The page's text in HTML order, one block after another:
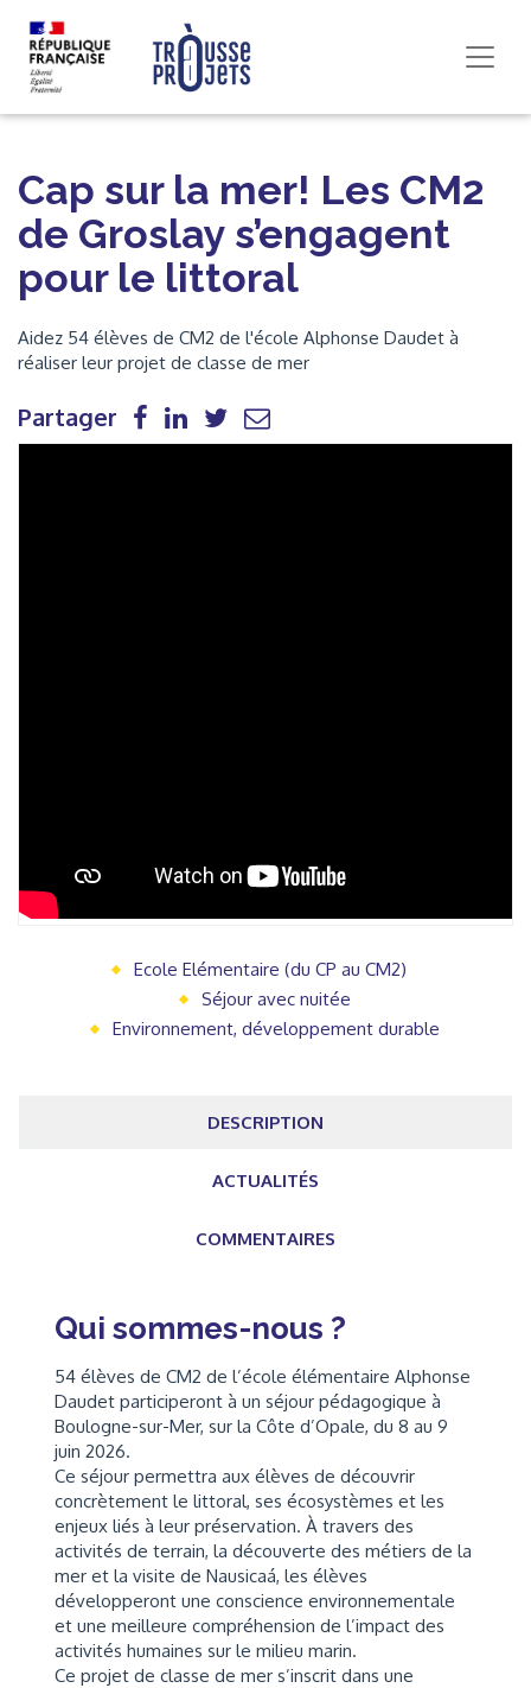
Cap sur la mer! Les CM2
de Groslay s’engagent
pour le littoral
Aidez 54 élèves de CM2 de l'école Alphonse Daudet à
réaliser leur projet de classe de mer
Partager
Ecole Elémentaire (du CP au CM2)
Séjour avec nuitée
Environnement, développement durable
DESCRIPTION
ACTUALITÉS
COMMENTAIRES
Qui sommes-nous ?
54 élèves de CM2 de l’école élémentaire Alphonse
Daudet participeront à un séjour pédagogique à
Boulogne-sur-Mer, sur la Côte d’Opale, du 8 au 9
juin 2026.
Ce séjour permettra aux élèves de découvrir
concrètement le littoral, ses écosystèmes et les
enjeux liés à leur préservation. À travers des
activités de terrain, la découverte des métiers de la
mer et la visite de Nausicaá, les élèves
développeront une conscience environnementale
et une meilleure compréhension de l’impact des
activités humaines sur le milieu marin.
Ce projet de classe de mer s’inscrit dans une